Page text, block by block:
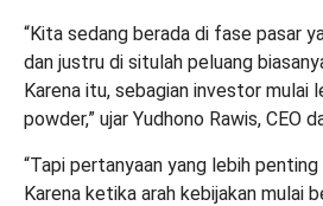
“Kita sedang berada di fase pasar
dan justru di situlah peluang
Karena itu, sebagian investor
powder,” ujar Yudhono Rawis, CEO
“Tapi pertanyaan yang lebih
Karena ketika arah kebijakan mulai